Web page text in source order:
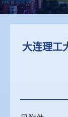
大连理工